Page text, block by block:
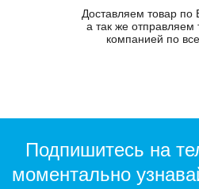
Доставляем товар по
а так же отправляем
компанией по
Подпишитесь на
моментально